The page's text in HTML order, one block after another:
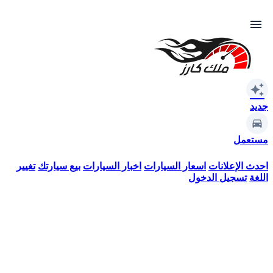
menu
auto_awesome
جديد
مستعمل
احدث الإعلانات اسعار السيارات اخبار السيارات بيع سيارتك تغيير
اللغة تسجيل الدخول